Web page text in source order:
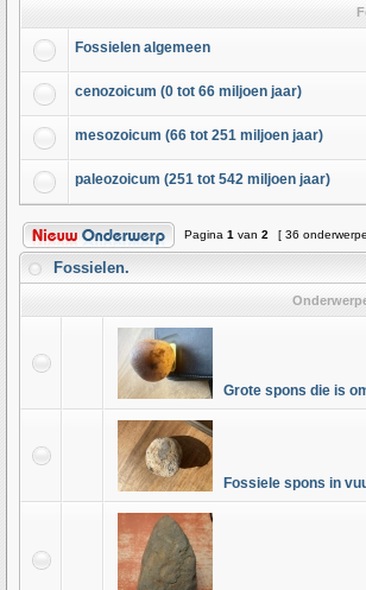
Fossielen algemeen
cenozoicum (0 tot 66 miljoen jaar)
mesozoicum (66 tot 251 miljoen jaar)
paleozoicum (251 tot 542 miljoen jaar)
Pagina 1 van 2 [ 36
Fossielen.
Grote spons die is
Fossiele spons in